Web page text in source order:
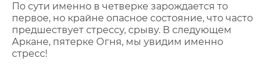
По сути именно в четверке зарождается то
первое, но крайне опасное состояние, что часто
предшествует стрессу, срыву. В следующем
Аркане, пятерке Огня, мы увидим именно
стресс!